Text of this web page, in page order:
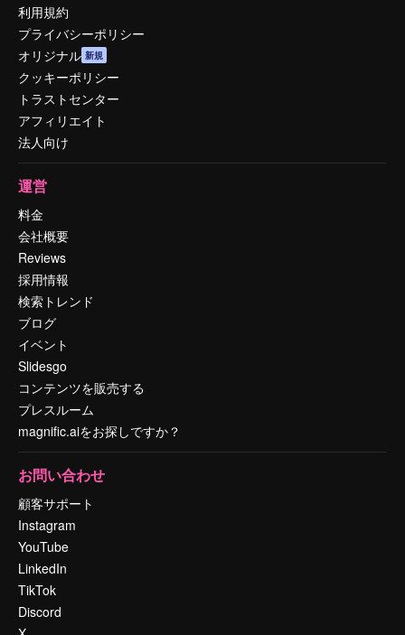
利用規約
プライバシーポリシー
オリジナル 新規
クッキーポリシー
トラストセンター
アフィリエイト
法人向け
運営
料金
会社概要
Reviews
採用情報
検索トレンド
ブログ
イベント
Slidesgo
コンテンツを販売する
プレスルーム
magnific.aiをお探しですか？
お問い合わせ
顧客サポート
Instagram
YouTube
LinkedIn
TikTok
Discord